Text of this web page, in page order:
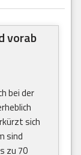
vorab
bei der
sich
sind
zu 70